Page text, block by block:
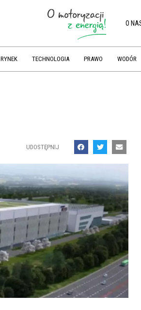
O
RYNEK TECHNOLOGIA PRAWO WODÓR
UDOSTĘPNIJ